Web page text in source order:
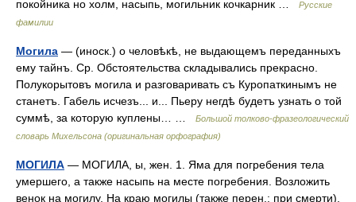
покойника но холм, насыпь, могильник кочкарник …
Русские
фамилии
Могила — (иноск.) о человѣкѣ, не выдающемъ переданныхъ
ему тайнъ. Ср. Обстоятельства складывались прекрасно.
Полукорытовъ могила и разговаривать съ Куропаткинымъ не
станетъ. Габель исчезъ... и... Пьеру негдѣ будетъ узнать о той
суммѣ, за которую куплены… …
Большой толково-фразеологический
словарь Михельсона (оригинальная орфография)
МОГИЛА — МОГИЛА, ы, жен. 1. Яма для погребения тела
умершего, а также насыпь на месте погребения. Возложить
венок на могилу. На краю могилы (также перен.: при смерти).